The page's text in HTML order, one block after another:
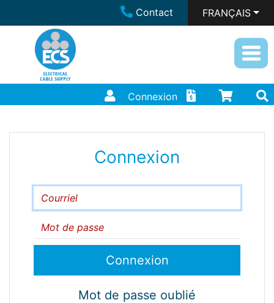
Contact FRANÇAIS
Connexion
Connexion
Courriel
Mot de passe
Mot de passe oublié